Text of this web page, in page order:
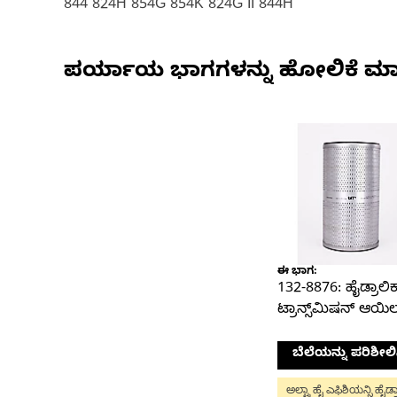
844 824H 854G 854K 824G II 844H
ಪರ್ಯಾಯ ಭಾಗಗಳನ್ನು ಹೋಲಿಕೆ
ಈ ಭಾಗ:
132-8876:
ಟ್ರಾನ್ಸ್‌ಮಿಷನ್
ಬೆಲೆಯನ್ನು
ಅಲ್ಟ್ರಾ ಹೈ ಎಫಿಶಿಯನ್ಸಿ